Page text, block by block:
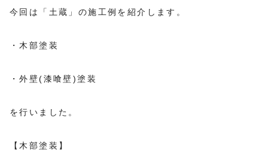
今回は「土蔵」の施工例を紹介します。
・木部塗装
・外壁(漆喰壁)塗装
を行いました。
【木部塗装】